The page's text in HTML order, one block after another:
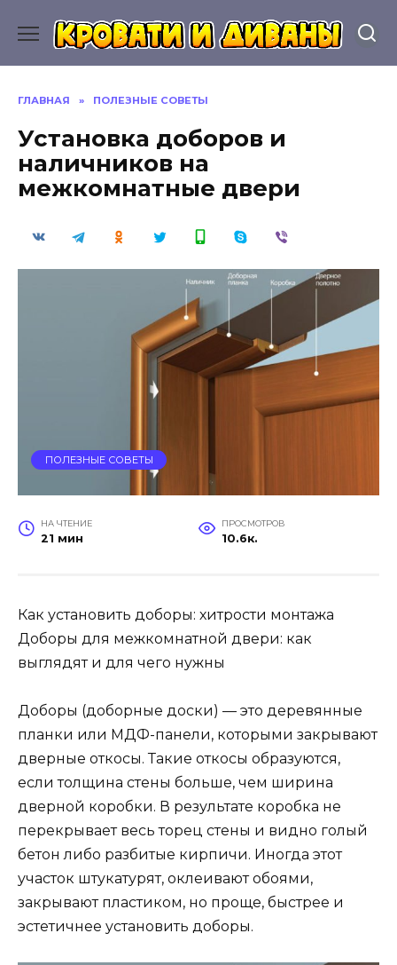
содержанию
ГЛАВНАЯ » ПОЛЕЗНЫЕ СОВЕТЫ
Установка доборов и
наличников на
межкомнатные двери
ПОЛЕЗНЫЕ СОВЕТЫ
НА ЧТЕНИЕ
21 мин
ПРОСМОТРОВ
10.6к.
Как установить доборы: хитрости монтажа
Доборы для межкомнатной двери: как
выглядят и для чего нужны
Доборы (доборные доски) — это деревянные
планки или МДФ-панели, которыми закрывают
дверные откосы. Такие откосы образуются,
если толщина стены больше, чем ширина
дверной коробки. В результате коробка не
перекрывает весь торец стены и видно голый
бетон либо разбитые кирпичи. Иногда этот
участок штукатурят, оклеивают обоями,
закрывают пластиком, но проще, быстрее и
эстетичнее установить доборы.